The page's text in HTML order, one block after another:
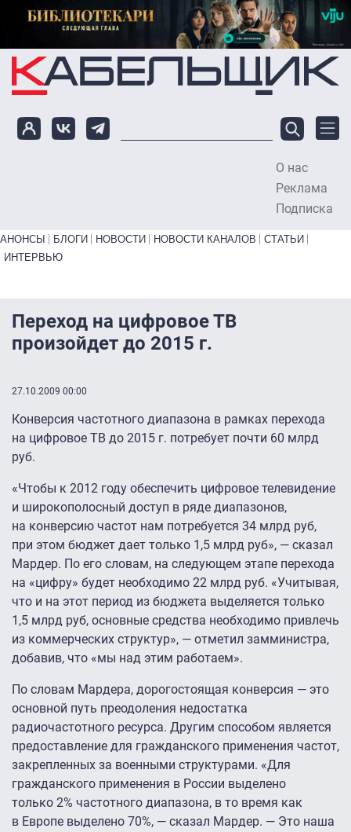
Перейти к основному содержанию
О нас
Реклама
Подписка
Primary links bottom
АНОНСЫ БЛОГИ НОВОСТИ НОВОСТИ КАНАЛОВ
СТАТЬИ
ИНТЕРВЬЮ
Переход на цифровое ТВ
произойдет до 2015 г.
27.10.2009 00:00
Конверсия частотного диапазона в рамках перехода
на цифровое ТВ до 2015 г. потребует почти 60 млрд
руб.
«Чтобы к 2012 году обеспечить цифровое телевидение
и широкополосный доступ в ряде диапазонов,
на конверсию частот нам потребуется 34 млрд руб,
при этом бюджет дает только 1,5 млрд руб», — сказал
Мардер. По его словам, на следующем этапе перехода
на «цифру» будет необходимо 22 млрд руб. «Учитывая,
что и на этот период из бюджета выделяется только
1,5 млрд руб, основные средства необходимо привлечь
из коммерческих структур», — отметил замминистра,
добавив, что «мы над этим работаем».
По словам Мардера, дорогостоящая конверсия — это
основной путь преодоления недостатка
радиочастотного ресурса. Другим способом является
предоставление для гражданского применения частот,
закрепленных за военными структурами. «Для
гражданского применения в России выделено
только 2% частотного диапазона, в то время как
в Европе выделено 70%, — сказал Мардер. — Это наша